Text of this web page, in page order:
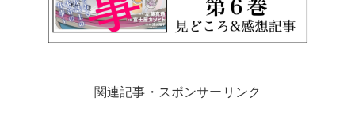
関連記事・スポンサーリンク